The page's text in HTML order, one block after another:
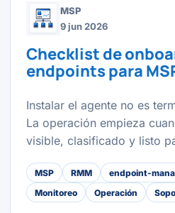
MSP
9 jun 2026
Checklist de
endpoints para
Instalar el agente no es
La operación empieza
visible, clasificado y listo
MSP RMM endpoint-
Monitoreo
Operación